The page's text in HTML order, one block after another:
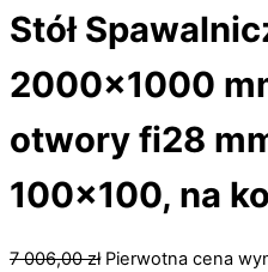
Stół
2000×1000
otwory fi28
100×100, na
7 006,00zł Pierwotna cena